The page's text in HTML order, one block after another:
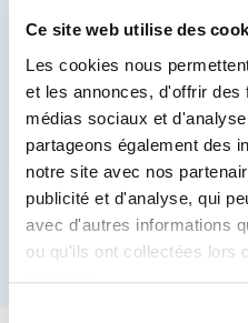
Ce site web utilise des
Les cookies nous
et les annonces, d'offrir des
médias sociaux et
partageons également des
notre site avec nos
publicité et d'analyse, qui
avec d'autres informations
ou qu'ils ont collectées lors
peuvent être